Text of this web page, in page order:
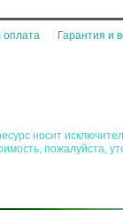
оплата Гарантия и
носит
пожалуйста,